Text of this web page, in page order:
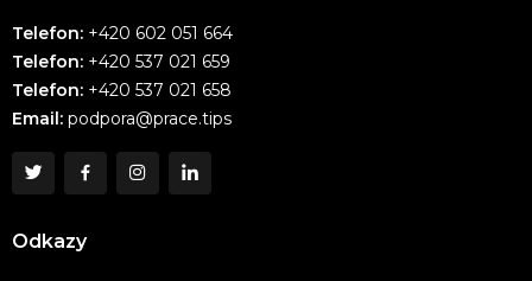
Telefon: +420 602 051 664
Telefon: +420 537 021 659
Telefon: +420 537 021 658
Email: podpora@prace.tips
Odkazy